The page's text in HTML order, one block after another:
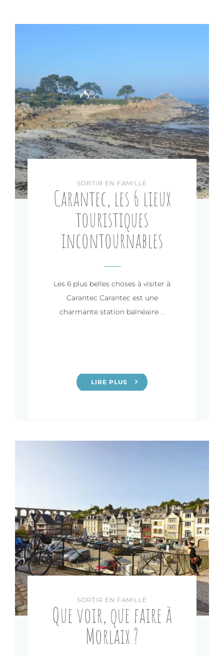
Carantec, les 6 lieux
touristiques
incontournables
SORTIR EN FAMILLE
Les 6 plus belles choses à visiter à
Carantec Carantec est une
charmante station balnéaire ...
LIRE PLUS
Que voir, que faire à
Morlaix ?
SORTIR EN FAMILLE